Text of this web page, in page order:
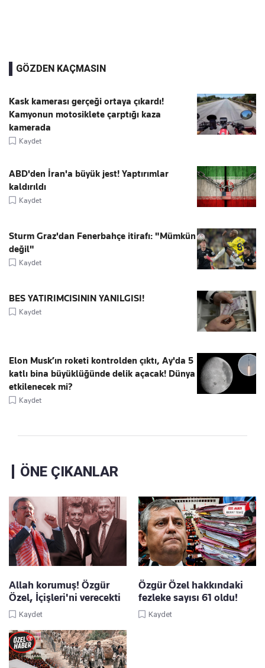
GÖZDEN KAÇMASIN
Kask kamerası gerçeği ortaya çıkardı!
Kamyonun motosiklete çarptığı kaza
kamerada
Kaydet
ABD'den İran'a büyük jest! Yaptırımlar
kaldırıldı
Kaydet
Sturm Graz'dan Fenerbahçe itirafı: "Mümkün
değil"
Kaydet
BES YATIRIMCISININ YANILGISI!
Kaydet
Elon Musk’ın roketi kontrolden çıktı, Ay'da 5
katlı bina büyüklüğünde delik açacak! Dünya
etkilenecek mi?
Kaydet
ÖNE ÇIKANLAR
Allah korumuş! Özgür
Özel, İçişleri'ni verecekti
Kaydet
Özgür Özel hakkındaki
fezleke sayısı 61 oldu!
Kaydet